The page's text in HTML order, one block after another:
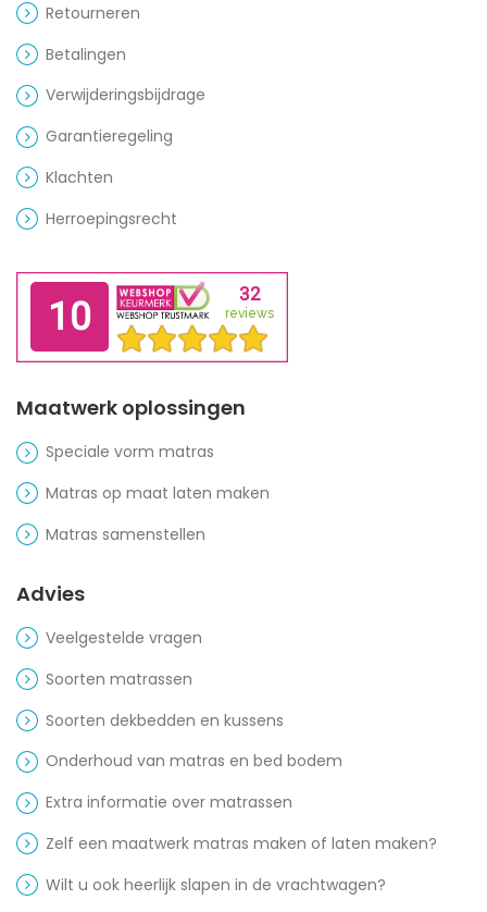
Retourneren
Betalingen
Verwijderingsbijdrage
Garantieregeling
Klachten
Herroepingsrecht
Maatwerk oplossingen
Speciale vorm matras
Matras op maat laten maken
Matras samenstellen
Advies
Veelgestelde vragen
Soorten matrassen
Soorten dekbedden en kussens
Onderhoud van matras en bed bodem
Extra informatie over matrassen
Zelf een maatwerk matras maken of laten maken?
Wilt u ook heerlijk slapen in de vrachtwagen?